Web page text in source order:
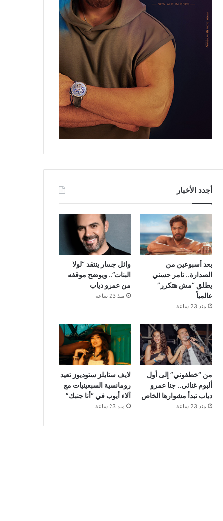
أجدد الأخبار
بعد أسبوعين من
الصدارة.. تامر حسني
يطلق “مش هتكرر”
عالمياً
منذ 23 ساعة
وائل جسار ينتقد “لولا
البنات”.. ويوضح موقفه
من عمرو دياب
منذ 23 ساعة
من “خطفوني” إلى أول
ألبوم غنائي.. جنا عمرو
دياب تبدأ مشوارها الخاص
منذ 23 ساعة
لايف ستايلز ستوديوز تعيد
رومانسية السبعينيات مع
آلاء أيوب في “أنا جنبك”
منذ 23 ساعة